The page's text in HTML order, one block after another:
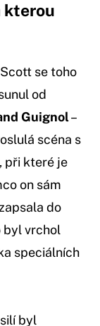
kterou
se toho
od
Guignol–
scéna s
při které je
on sám
do
byl vrchol
speciálních
byl